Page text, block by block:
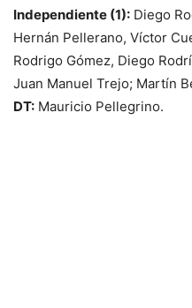
Independiente (1): Diego
Hernán Pellerano, Víctor
Rodrigo Gómez, Diego
Juan Manuel Trejo; Martín
DT: Mauricio Pellegrino.